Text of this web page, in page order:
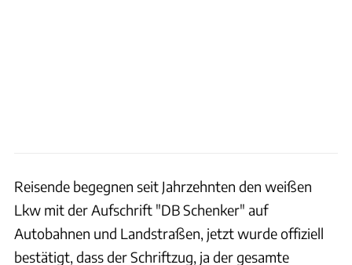
Reisende begegnen seit Jahrzehnten den weißen
Lkw mit der Aufschrift "DB Schenker" auf
Autobahnen und Landstraßen, jetzt wurde offiziell
bestätigt, dass der Schriftzug, ja der gesamte